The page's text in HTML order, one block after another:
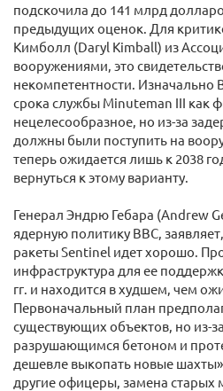
подскочила до 141 млрд
предыдущих оценок. Для
Кимболл (Daryl Kimball) из
вооружениями, это
некомпетентности. Изначально
срока службы Minuteman III как
нецелесообразное, но из-за
должны были поступить на
теперь ожидается лишь к 2038
вернуться к этому варианту.
Генерал Эндрю Гебара (Andrew
ядерную политику ВВС,
ракеты Sentinel идет хорошо.
инфраструктура для ее
гг. и находится в худшем, чем
Первоначальный план
существующих объектов, но из-
разрушающимся бетоном и
дешевле выкопать новые
другие офицеры, замена старых